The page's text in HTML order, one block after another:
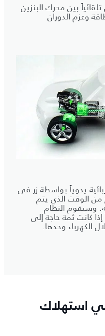
بين محرك البنزين
وعزم الدوران
يدوياً بواسطة زر في
من الوقت الذي يتم
وسيقوم النظام
كانت ثمة حاجة إلى
الكهرباء وحدها.
استهلاك